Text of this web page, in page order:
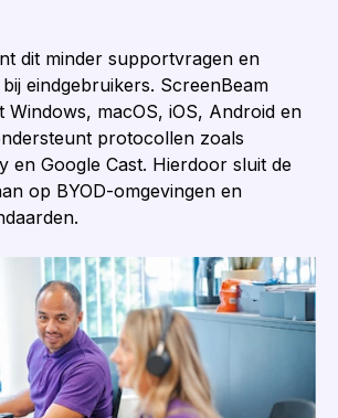
dit minder supportvragen en
eindgebruikers. ScreenBeam
Windows, macOS, iOS, Android en
protocollen zoals
en Google Cast. Hierdoor sluit de
op BYOD-omgevingen en